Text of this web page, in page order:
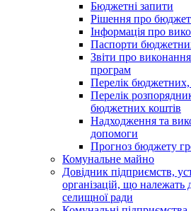
Бюджетні запити
Рішення про бюджет
Інформація про
Паспорти
Звіти про
програм
Перелік
Перелік
бюджетних коштів
Надходження та
допомоги
Прогноз бюджету
Комунальне майно
Довідник підприємств,
організацій, що належать
селищної ради